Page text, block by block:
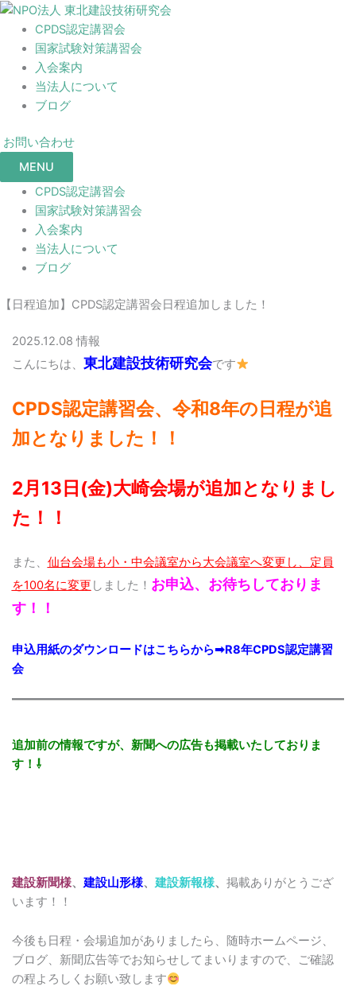
CPDS認定講習会
国家試験対策講習会
入会案内
当法人について
ブログ
お問い合わせ
MENU
CPDS認定講習会
国家試験対策講習会
入会案内
当法人について
ブログ
【日程追加】CPDS認定講習会日程追加しました！
2025.12.08 情報
こんにちは、 東北建設技術研究会です
CPDS認定講習会、令和8年の日程が追
加となりました！！
2月13日(金)大崎会場が追加となりまし
た！！
また、 仙台会場も小・中会議室から大会議室へ変更し、定員
を100名に変更 しました！ お申込、お待ちしておりま
す！！
申込用紙のダウンロードはこちらから➡R8年CPDS認定講習
会
追加前の情報ですが、新聞への広告も掲載いたしておりま
す！⇩
建設新聞様、 建設山形様、 建設新報様、 掲載ありがとうござ
います！！
今後も日程・会場追加がありましたら、随時ホームページ、
ブログ、新聞広告等でお知らせしてまいりますので、ご確認
の程よろしくお願い致します